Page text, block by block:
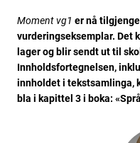
Moment vg1 er nå
vurderingseksemplar. Det
lager og blir sendt ut til
Innholdsfortegnelsen,
innholdet i tekstsamlinga,
bla i kapittel 3 i boka: